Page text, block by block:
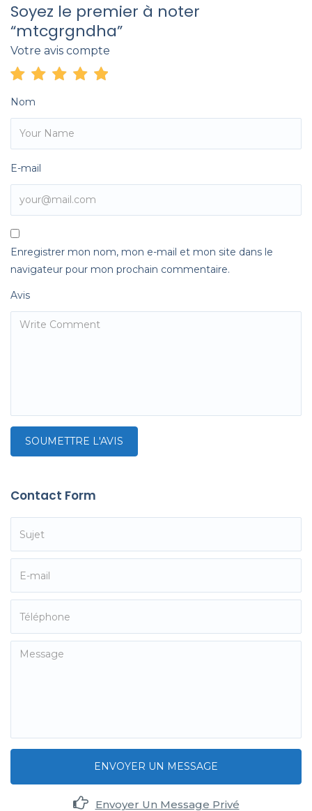
Soyez le premier à noter
“mtcgrgndha”
Votre avis compte
Nom
E-mail
Enregistrer mon nom, mon e-mail et mon site dans le
navigateur pour mon prochain commentaire.
Avis
Contact Form
ENVOYER UN MESSAGE
Envoyer Un Message Privé